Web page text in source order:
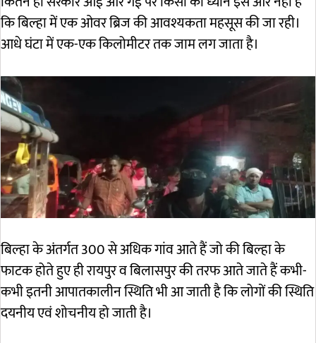
कि बिल्हा में एक ओवर ब्रिज की आवश्यकता महसूस की जा रही।
आधे घंटा में एक-एक किलोमीटर तक जाम लग जाता है।
बिल्हा के अंतर्गत 300 से अधिक गांव आते हैं जो की बिल्हा के
फाटक होते हुए ही रायपुर व बिलासपुर की तरफ आते जाते हैं कभी-
कभी इतनी आपातकालीन स्थिति भी आ जाती है कि लोगों की स्थिति
दयनीय एवं शोचनीय हो जाती है।